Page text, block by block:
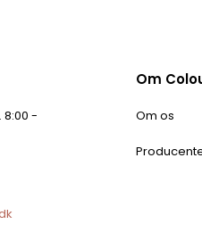
8:00 -
Om
Om os